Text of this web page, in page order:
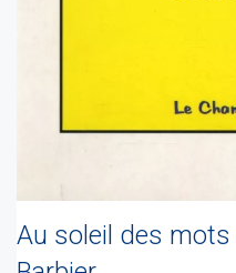
Au soleil des mots